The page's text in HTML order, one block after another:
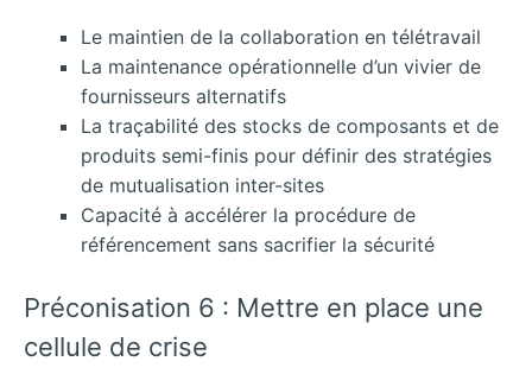
Le maintien de la collaboration en télétravail
La maintenance opérationnelle d’un vivier de
fournisseurs alternatifs
La traçabilité des stocks de composants et de
produits semi-finis pour définir des stratégies
de mutualisation inter-sites
Capacité à accélérer la procédure de
référencement sans sacrifier la sécurité
Préconisation 6 : Mettre en place une
cellule de crise